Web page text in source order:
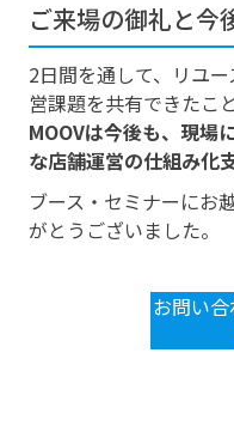
ご来場の御礼と今
2日間を通して、リユ
営課題を共有できたこ
MOOVは今後も、現場
な店舗運営の仕組み化
ブース・セミナーにお
がとうございました。
お問い